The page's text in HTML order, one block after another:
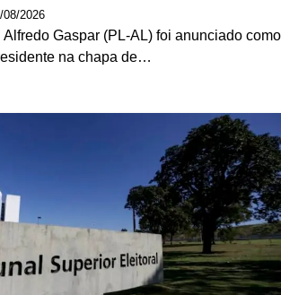
08/2026
Gaspar (PL-AL) foi anunciado como
na chapa de…